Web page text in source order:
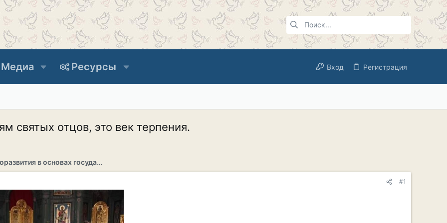
Медиа Ресурсы Вход Регистрация
святых отцов, это век терпения.
Раздел саморазвития в основах государственности
#1